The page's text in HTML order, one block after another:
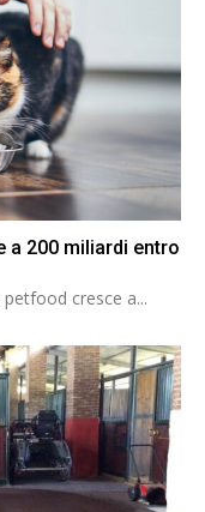
a 200 miliardi entro
cresce a...